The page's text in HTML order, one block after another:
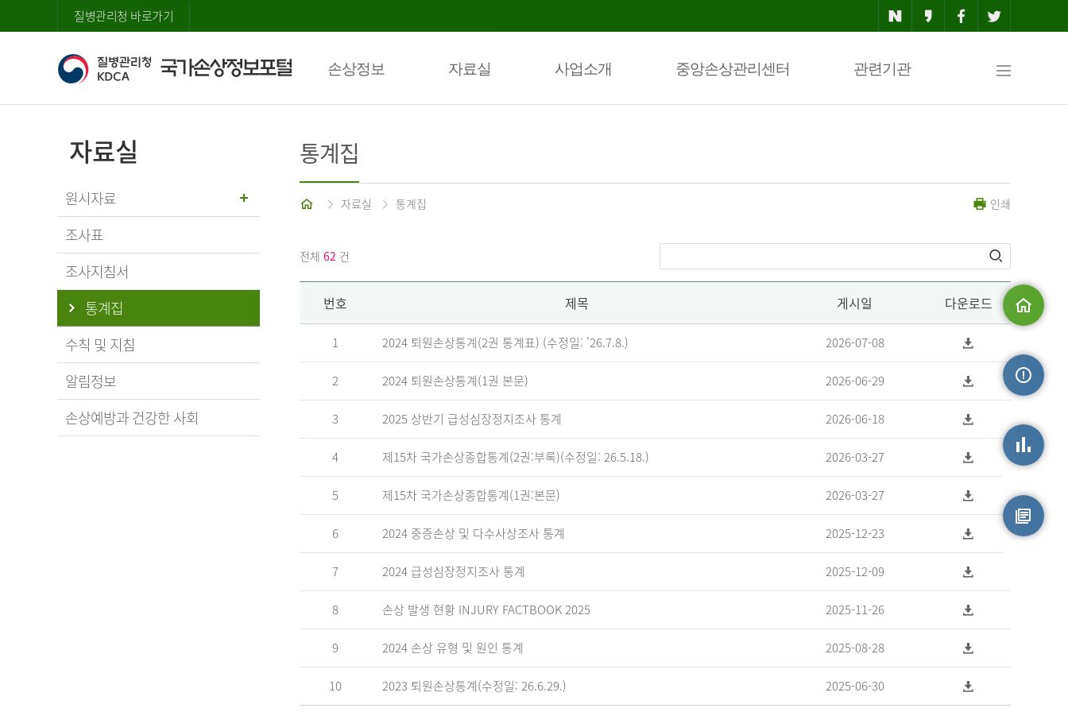
질병관리청 바로가기
손상정보 자료실 사업소개 중앙손상관리센터 관련기관
맵
자료실
원시자료
조사표
조사지침서
통계집
수칙 및 지침
알림정보
손상예방과 건강한 사회
통계집
홈 자료실 통계집 인쇄
전체 62 건
번호 제목 게시일 다운로드
1 2024 퇴원손상통계(2권 통계표) (수정일: '26.7.8.) 2026-07-08
2 2024 퇴원손상통계(1권 본문) 2026-06-29
3 2025 상반기 급성심장정지조사 통계 2026-06-18
4 제15차 국가손상종합통계(2권:부록)(수정일: 26.5.18.) 2026-03-27
5 제15차 국가손상종합통계(1권:본문) 2026-03-27
6 2024 중증손상 및 다수사상조사 통계 2025-12-23
7 2024 급성심장정지조사 통계 2025-12-09
8 손상 발생 현황 INJURY FACTBOOK 2025 2025-11-26
9 2024 손상 유형 및 원인 통계 2025-08-28
10 2023 퇴원손상통계(수정일: 26.6.29.) 2025-06-30